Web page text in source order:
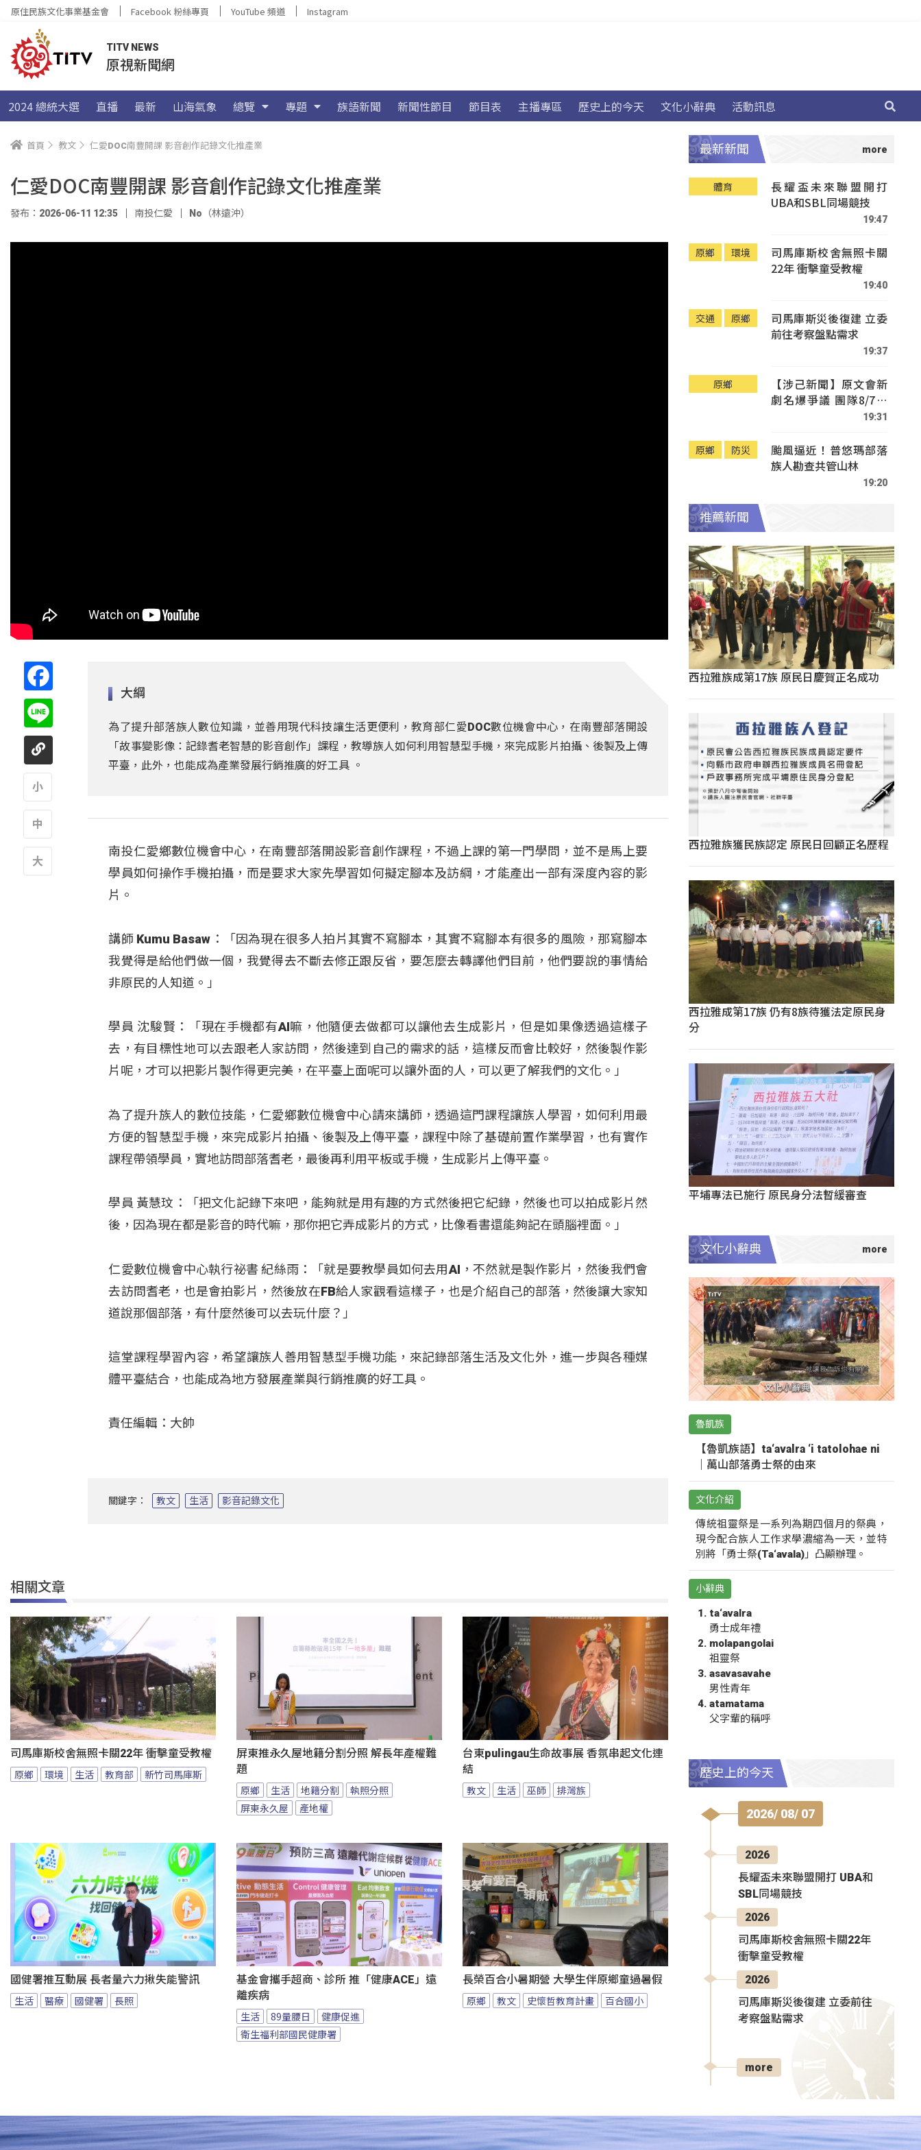
原住民族文化事業基金會 Facebook 粉絲專頁 YouTube 頻道 Instagram
TITV NEWS
原視新聞網
2024 總統大選 直播 最新 山海氣象 總覽 專題 族語新聞 新聞性節目 節目表 主播專區 歷史上的今天 文化小辭典 活動訊息
首頁 教文 仁愛DOC南豐開課 影音創作記錄文化推產業
仁愛DOC南豐開課 影音創作記錄文化推產業
發布：2026-06-11 12:35 南投仁愛 No（林遠沖）
大綱
為了提升部落族人數位知識，並善用現代科技讓生活更便利，教育部仁愛DOC數位機會中心，在南豐部落開設
「故事變影像：記錄耆老智慧的影音創作」課程，教導族人如何利用智慧型手機，來完成影片拍攝、後製及上傳
平臺，此外，也能成為產業發展行銷推廣的好工具 。
南投仁愛鄉數位機會中心，在南豐部落開設影音創作課程，不過上課的第一門學問，並不是馬上要
學員如何操作手機拍攝，而是要求大家先學習如何擬定腳本及訪綱，才能產出一部有深度內容的影
片。
講師 Kumu Basaw：「因為現在很多人拍片其實不寫腳本，其實不寫腳本有很多的風險，那寫腳本
我覺得是給他們做一個，我覺得去不斷去修正跟反省，要怎麼去轉譯他們目前，他們要說的事情給
非原民的人知道。」
學員 沈駿賢：「現在手機都有AI嘛，他隨便去做都可以讓他去生成影片，但是如果像透過這樣子
去，有目標性地可以去跟老人家訪問，然後達到自己的需求的話，這樣反而會比較好，然後製作影
片呢，才可以把影片製作得更完美，在平臺上面呢可以讓外面的人，可以更了解我們的文化。」
為了提升族人的數位技能，仁愛鄉數位機會中心請來講師，透過這門課程讓族人學習，如何利用最
方便的智慧型手機，來完成影片拍攝、後製及上傳平臺，課程中除了基礎前置作業學習，也有實作
課程帶領學員，實地訪問部落耆老，最後再利用平板或手機，生成影片上傳平臺。
學員 黃慧玟：「把文化記錄下來吧，能夠就是用有趣的方式然後把它紀錄，然後也可以拍成影片然
後，因為現在都是影音的時代嘛，那你把它弄成影片的方式，比像看書還能夠記在頭腦裡面。」
仁愛數位機會中心執行祕書 紀絲雨：「就是要教學員如何去用AI，不然就是製作影片，然後我們會
去訪問耆老，也是會拍影片，然後放在FB給人家觀看這樣子，也是介紹自己的部落，然後讓大家知
道說那個部落，有什麼然後可以去玩什麼？」
這堂課程學習內容，希望讓族人善用智慧型手機功能，來記錄部落生活及文化外，進一步與各種媒
體平臺結合，也能成為地方發展產業與行銷推廣的好工具。
責任編輯：大帥
關鍵字： 教文 生活 影音記錄文化
相關文章
司馬庫斯校舍無照卡關22年 衝擊童受教權
原鄉 環境 生活 教育部 新竹司馬庫斯
屏東推永久屋地籍分割分照 解長年產權難
題
原鄉 生活 地籍分割
執照分照
屏東永久屋
產地權
台東pulingau生命故事展 香氛串起文化連
結
教文 生活 巫師 排灣族
國健署推互動展 長者量六力揪失能警訊
生活 醫療 國健署 長照
基金會攜手超商、診所 推「健康ACE」遠
離疾病
生活 89量腰日
健康促進
衛生福利部國民健康署
長榮百合小暑期營 大學生伴原鄉童過暑假
原鄉 教文 史懷哲教育計畫 百合國小
最新新聞
體育
長耀盃未來聯盟開打
UBA和SBL同場競技
19:47
原鄉 環境
司馬庫斯校舍無照卡關
22年 衝擊童受教權
19:40
交通 原鄉
司馬庫斯災後復建 立委
前往考察盤點需求
19:37
原鄉
【涉己新聞】原文會新
劇名爆爭議 團隊8/7赴
19:31
原鄉 防災
颱風逼近！普悠瑪部落
族人勘查共管山林
19:20
推薦新聞
西拉雅族成第17族 原民日慶賀正名成功
西拉雅族獲民族認定 原民日回顧正名歷程
西拉雅成第17族 仍有8族待獲法定原民身
分
平埔專法已施行 原民身分法暫緩審查
文化小辭典
魯凱族
【魯凱族語】ta‘avalra ‘i tatolohae ni
｜萬山部落勇士祭的由來
文化介紹
傳統祖靈祭是一系列為期四個月的祭典，
現今配合族人工作求學濃縮為一天，並特
別將「勇士祭(Ta‘avala)」凸顯辦理。
小辭典
ta‘avalra
勇士成年禮
molapangolai
祖靈祭
asavasavahe
男性青年
atamatama
父字輩的稱呼
歷史上的今天
2026/ 08/ 07
2026
長耀盃未來聯盟開打 UBA和
SBL同場競技
2026
司馬庫斯校舍無照卡關22年
衝擊童受教權
2026
司馬庫斯災後復建 立委前往
考察盤點需求
more